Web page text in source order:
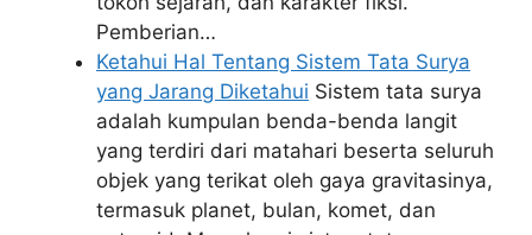
Pemberian…
Ketahui Hal Tentang Sistem Tata Surya
yang Jarang Diketahui Sistem tata surya
adalah kumpulan benda-benda langit
yang terdiri dari matahari beserta seluruh
objek yang terikat oleh gaya gravitasinya,
termasuk planet, bulan, komet, dan